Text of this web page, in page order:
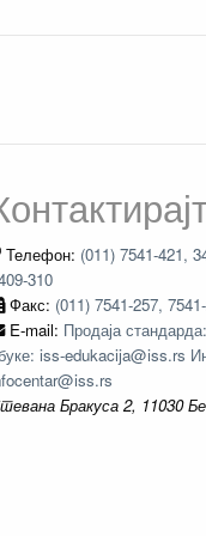
Телефон: (011) 7541-421,
310
Факс: (011) 7541-257,
E-mail: Продаја
iss-edukacija@iss.rs
Бракуса 2, 11030